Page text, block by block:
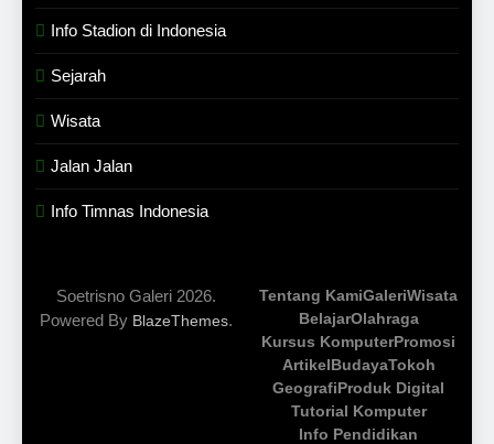
Info Stadion di Indonesia
Sejarah
Wisata
Jalan Jalan
Info Timnas Indonesia
Soetrisno Galeri 2026.
Powered By BlazeThemes.
Tentang KamiGaleriWisata
BelajarOlahraga
Kursus KomputerPromosi
ArtikelBudayaTokoh
GeografiProduk Digital
Tutorial Komputer
Info Pendidikan